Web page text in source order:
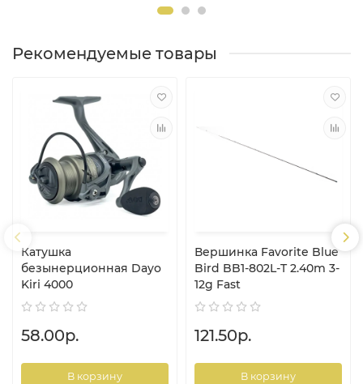
Рекомендуемые товары
Катушка
безынерционная Dayo
Kiri 4000
58.00р.
В корзину
Вершинка Favorite Blue
Bird BB1-802L-T 2.40m 3-
12g Fast
121.50р.
В корзину